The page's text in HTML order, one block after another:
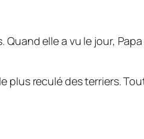
Quand elle a vu le jour,
plus reculé des terriers.